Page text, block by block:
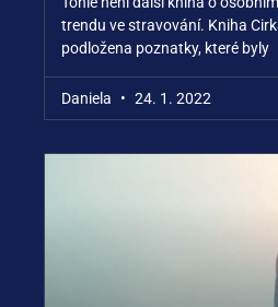
trendu ve stravování. Kniha
podložena poznatky, které byly
Daniela 24. 1. 2022